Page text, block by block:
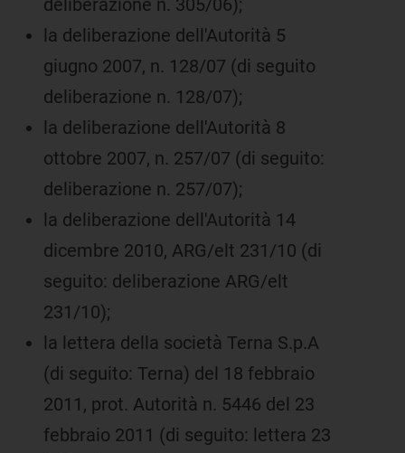
deliberazione n. 305/06);
la deliberazione dell'Autorità 5
giugno 2007, n. 128/07 (di seguito
deliberazione n. 128/07);
la deliberazione dell'Autorità 8
ottobre 2007, n. 257/07 (di seguito:
deliberazione n. 257/07);
la deliberazione dell'Autorità 14
dicembre 2010, ARG/elt 231/10 (di
seguito: deliberazione ARG/elt
231/10);
la lettera della società Terna S.p.A
(di seguito: Terna) del 18 febbraio
2011, prot. Autorità n. 5446 del 23
febbraio 2011 (di seguito: lettera 23